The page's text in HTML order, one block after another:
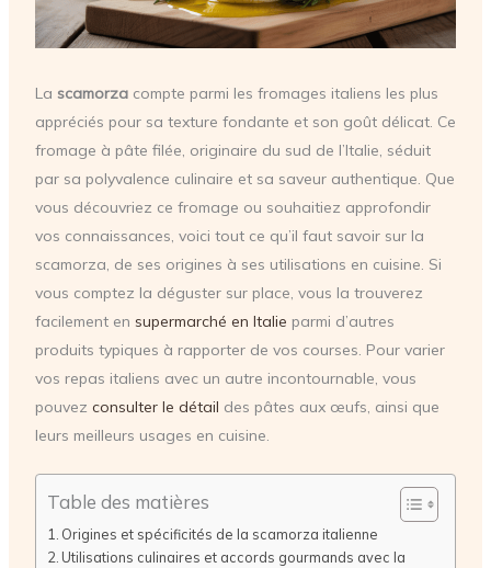
La scamorzacompte parmi les fromages italiens les plus
appréciés pour sa texture fondante et son goût délicat. Ce
fromage à pâte filée, originaire du sud de l’Italie, séduit
par sa polyvalence culinaire et sa saveur authentique. Que
vous découvriez ce fromage ou souhaitiez approfondir
vos connaissances, voici tout ce qu’il faut savoir sur la
scamorza, de ses origines à ses utilisations en cuisine. Si
vous comptez la déguster sur place, vous la trouverez
facilement en supermarché en Italie parmi d’autres
produits typiques à rapporter de vos courses. Pour varier
vos repas italiens avec un autre incontournable, vous
pouvez consulter le détail des pâtes aux œufs, ainsi que
leurs meilleurs usages en cuisine.
Table des matières
Origines et spécificités de la scamorza italienne
Utilisations culinaires et accords gourmands avec la